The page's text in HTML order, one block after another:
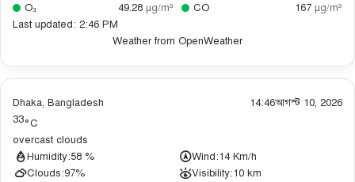
O₃
49.28 µg/m³ CO 167 µg/m³
Last updated: 2:46 PM
Weather from OpenWeather
Dhaka, Bangladesh 14:46আগস্ট 10, 2026
33°C
overcast clouds
Humidity:58 % Wind:14 Km/h
Clouds:97% Visibility:10 km